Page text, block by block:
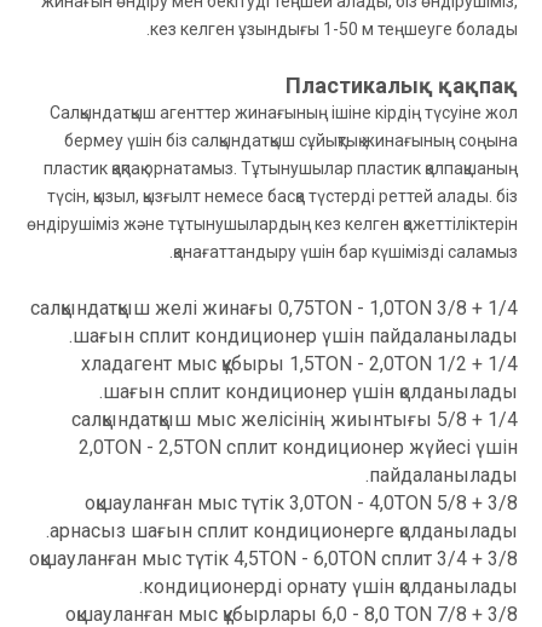
кез келген ұзындығы 1-50 м теңшеуге болады.
Пластикалық қақпақ
Салқындатқыш агенттер жинағының ішіне кірдің түсуіне жол
бермеу үшін біз салқындатқыш сұйықтық жинағының соңына
пластик қақпақ орнатамыз. Тұтынушылар пластик қалпақшаның
түсін, қызыл, қызғылт немесе басқа түстерді реттей алады. біз
өндірушіміз және тұтынушылардың кез келген қажеттіліктерін
қанағаттандыру үшін бар күшімізді саламыз.
1/4 + 3/8 салқындатқыш желі жинағы 0,75TON - 1,0TON
шағын сплит кондиционер үшін пайдаланылады.
1/4 + 1/2 хладагент мыс құбыры 1,5TON - 2,0TON
шағын сплит кондиционер үшін қолданылады.
1/4 + 5/8 салқындатқыш мыс желісінің жиынтығы
2,0TON - 2,5TON сплит кондиционер жүйесі үшін
пайдаланылады.
3/8 + 5/8 оқшауланған мыс түтік 3,0TON - 4,0TON
арнасыз шағын сплит кондиционерге қолданылады.
3/8 + 3/4 оқшауланған мыс түтік 4,5TON - 6,0TON сплит
кондиционерді орнату үшін қолданылады.
3/8 + 7/8 оқшауланған мыс құбырлары 6,0 - 8,0 TON